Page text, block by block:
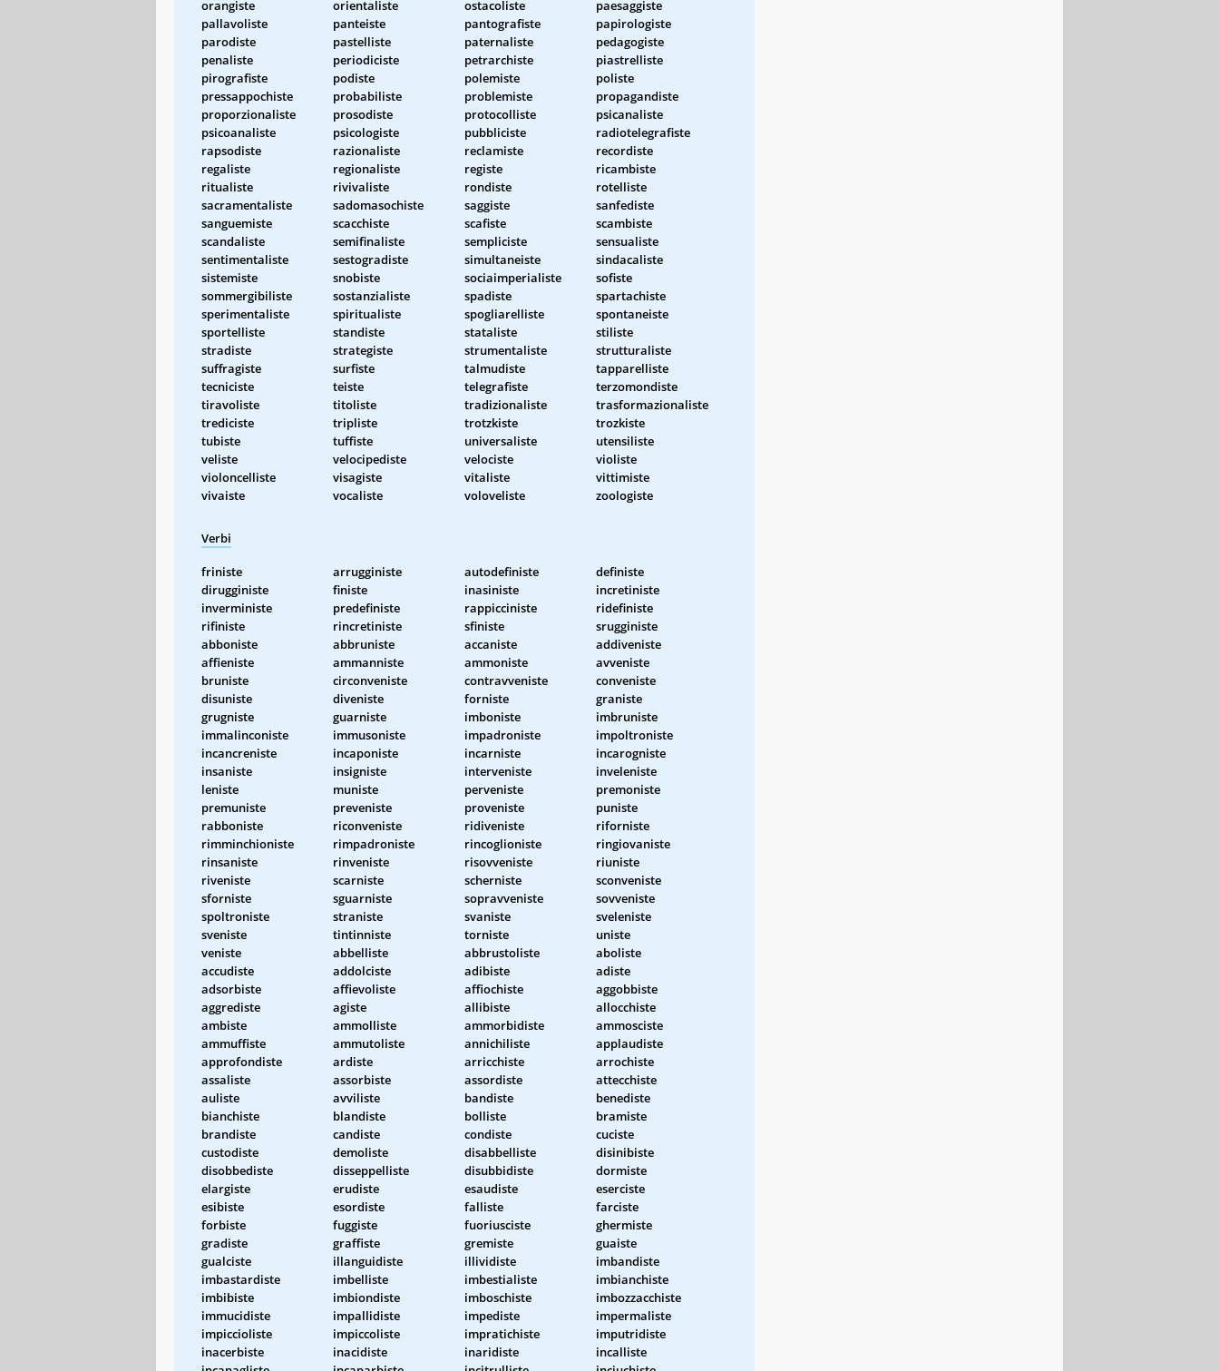
orangiste
orientaliste ostacoliste
paesaggiste
pallavoliste
panteiste pantografiste
papirologiste
parodiste
pastelliste paternaliste
pedagogiste
penaliste
periodiciste petrarchiste
piastrelliste
pirografiste
podiste polemiste
poliste
pressappochiste
probabiliste problemiste
propagandiste
proporzionaliste
prosodiste protocolliste
psicanaliste
psicoanaliste
psicologiste pubbliciste
radiotelegrafiste
rapsodiste
razionaliste reclamiste
recordiste
regaliste
regionaliste registe
ricambiste
ritualiste
rivivaliste rondiste
rotelliste
sacramentaliste
sadomasochiste saggiste
sanfediste
sanguemiste
scacchiste scafiste
scambiste
scandaliste
semifinaliste sempliciste
sensualiste
sentimentaliste
sestogradiste simultaneiste
sindacaliste
sistemiste
snobiste sociaimperialiste
sofiste
sommergibiliste
sostanzialiste spadiste
spartachiste
sperimentaliste
spiritualiste spogliarelliste
spontaneiste
sportelliste
standiste stataliste
stiliste
stradiste
strategiste strumentaliste
strutturaliste
suffragiste
surfiste talmudiste
tapparelliste
tecniciste
teiste telegrafiste
terzomondiste
tiravoliste
titoliste tradizionaliste
trasformazionaliste
trediciste
tripliste trotzkiste
trozkiste
tubiste
tuffiste universaliste
utensiliste
veliste
velocipediste velociste
violiste
violoncelliste
visagiste vitaliste
vittimiste
vivaiste
vocaliste voloveliste zoologiste
Verbi
friniste arrugginiste autodefiniste
definiste
dirugginiste
finiste inasiniste
incretiniste
inverministe
predefiniste rappicciniste
ridefiniste
rifiniste
rincretiniste sfiniste
srugginiste
abboniste
abbruniste accaniste
addiveniste
affieniste
ammanniste ammoniste
avveniste
bruniste
circonveniste contravveniste
conveniste
disuniste
diveniste forniste
graniste
grugniste
guarniste imboniste
imbruniste
immalinconiste
immusoniste impadroniste
impoltroniste
incancreniste
incaponiste incarniste
incarogniste
insaniste
insigniste interveniste
inveleniste
leniste
muniste perveniste
premoniste
premuniste
preveniste proveniste
puniste
rabboniste
riconveniste ridiveniste
riforniste
rimminchioniste
rimpadroniste rincoglioniste
ringiovaniste
rinsaniste
rinveniste risovveniste
riuniste
riveniste
scarniste scherniste
sconveniste
sforniste
sguarniste sopravveniste
sovveniste
spoltroniste
straniste svaniste
sveleniste
sveniste
tintinniste torniste
uniste
veniste
abbelliste abbrustoliste
aboliste
accudiste
addolciste adibiste
adiste
adsorbiste
affievoliste affiochiste
aggobbiste
aggrediste
agiste allibiste
allocchiste
ambiste
ammolliste ammorbidiste
ammosciste
ammuffiste
ammutoliste annichiliste
applaudiste
approfondiste
ardiste arricchiste
arrochiste
assaliste
assorbiste assordiste
attecchiste
auliste
avviliste bandiste
benediste
bianchiste
blandiste bolliste
bramiste
brandiste
candiste condiste
cuciste
custodiste
demoliste disabbelliste
disinibiste
disobbediste
disseppelliste disubbidiste
dormiste
elargiste
erudiste esaudiste
eserciste
esibiste
esordiste falliste
farciste
forbiste
fuggiste fuoriusciste
ghermiste
gradiste
graffiste gremiste
guaiste
gualciste
illanguidiste illividiste
imbandiste
imbastardiste
imbelliste imbestialiste
imbianchiste
imbibiste
imbiondiste imboschiste
imbozzacchiste
immucidiste
impallidiste impediste
impermaliste
impiccioliste
impiccoliste impratichiste
imputridiste
inacerbiste
inacidiste inaridiste
incalliste